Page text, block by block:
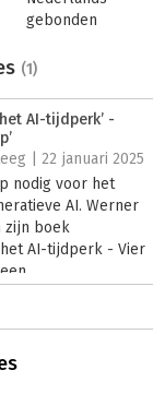
gebonden
Werner Zuurbier
11-3-2025
Leiderschap ,
(1)
AI-tijdperk’ -
| 22 januari 2025
nodig voor het
AI. Werner
zijn boek
het AI-tijdperk - Vier